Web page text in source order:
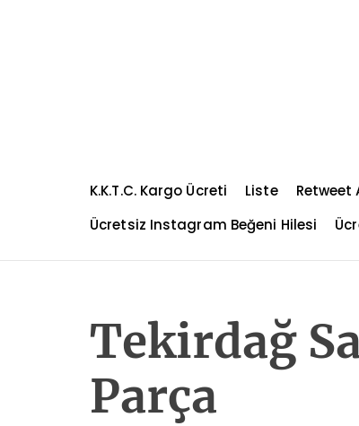
t
K.K.T.C. Kargo Ücreti Liste Retweet
Ücretsiz Instagram Beğeni Hilesi
Tekirdağ
Parça